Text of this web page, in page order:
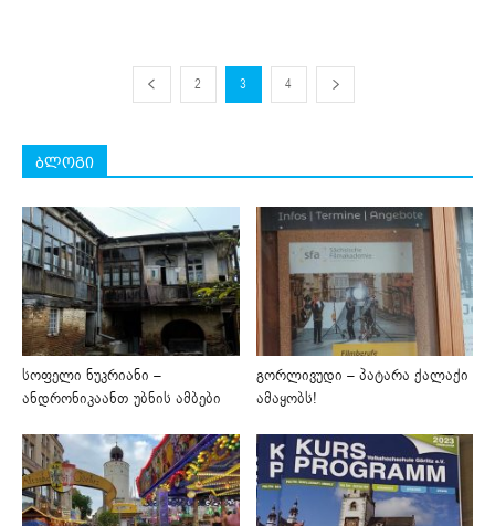
2 3 4
ბლოგი
სოფელი ნუკრიანი –
ანდრონიკაანთ უბნის ამბები
გორლივუდი – პატარა ქალაქი
ამაყობს!